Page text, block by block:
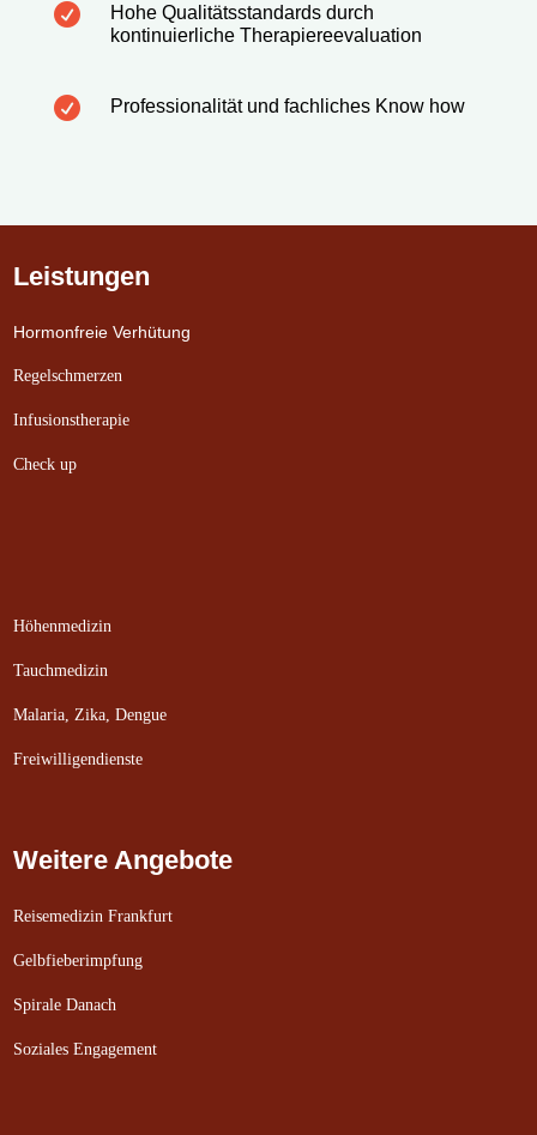

Hohe Qualitätsstandards durch
kontinuierliche Therapiereevaluation
 Professionalität und fachliches Know how
Leistungen
Hormonfreie Verhütung
Regelschmerzen
Infusionstherapie
Check up
Höhenmedizin
Tauchmedizin
Malaria, Zika, Dengue
Freiwilligendienste
Weitere Angebote
Reisemedizin Frankfurt
Gelbfieberimpfung
Spirale Danach
Soziales Engagement